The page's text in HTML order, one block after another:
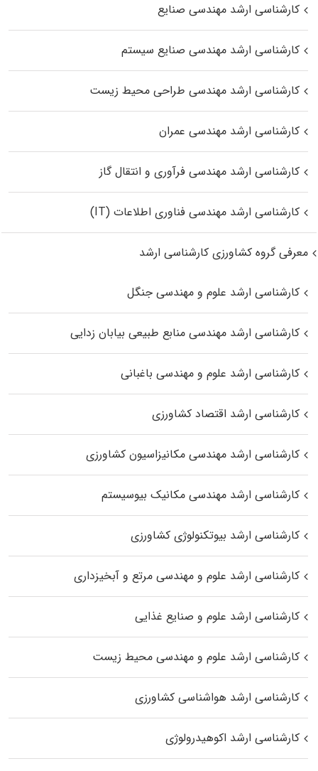
کارشناسی ارشد مهندسی صنایع
کارشناسی ارشد مهندسی صنایع سیستم
کارشناسی ارشد مهندسی طراحی محیط زیست
کارشناسی ارشد مهندسی عمران
کارشناسی ارشد مهندسی فرآوری و انتقال گاز
کارشناسی ارشد مهندسی فناوری اطلاعات (IT)
معرفی گروه کشاورزی کارشناسی ارشد
کارشناسی ارشد علوم و مهندسی جنگل
کارشناسی ارشد مهندسی منابع طبیعی بیابان زدایی
کارشناسی ارشد علوم و مهندسی باغبانی
کارشناسی ارشد اقتصاد کشاورزی
کارشناسی ارشد مهندسی مکانیزاسیون کشاورزی
کارشناسی ارشد مهندسی مکانیک بیوسیستم
کارشناسی ارشد بیوتکنولوژی کشاورزی
کارشناسی ارشد علوم و مهندسی مرتع و آبخیزداری
کارشناسی ارشد علوم و صنایع غذایی
کارشناسی ارشد علوم و مهندسی محیط زیست
کارشناسی ارشد هواشناسی کشاورزی
کارشناسی ارشد اکوهیدرولوژی